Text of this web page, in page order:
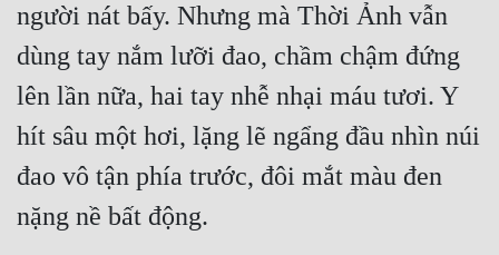
người nát bấy. Nhưng mà Thời Ảnh vẫn
dùng tay nắm lưỡi đao, chầm chậm đứng
lên lần nữa, hai tay nhễ nhại máu tươi. Y
hít sâu một hơi, lặng lẽ ngẩng đầu nhìn núi
đao vô tận phía trước, đôi mắt màu đen
nặng nề bất động.